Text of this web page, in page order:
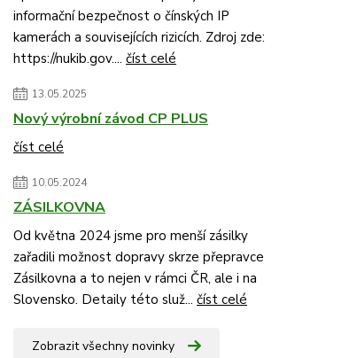
informační bezpečnost o čínských IP
kamerách a souvisejících rizicích. Zdroj zde:
https://nukib.gov.... číst celé
13.05.2025
Nový výrobní závod CP PLUS
číst celé
10.05.2024
ZÁSILKOVNA
Od května 2024 jsme pro menší zásilky
zařadili možnost dopravy skrze přepravce
Zásilkovna a to nejen v rámci ČR, ale i na
Slovensko. Detaily této služ... číst celé
Zobrazit všechny novinky